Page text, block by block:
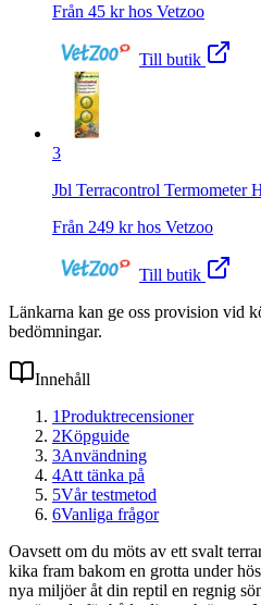
Från 45 kr hos Vetzoo
Till butik
3
Jbl Terracontrol Termometer
Från 249 kr hos Vetzoo
Till butik
Länkarna kan ge oss provision vid
bedömningar.
Innehåll
1Produktrecensioner
2Köpguide
3Användning
4Att tänka på
5Vår testmetod
6Vanliga frågor
Oavsett om du möts av ett svalt
kika fram bakom en grotta under
nya miljöer åt din reptil en regnig